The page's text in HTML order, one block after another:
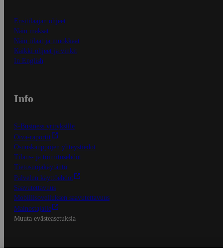
Ensitilaajan ohjeet
Näin maksat
Näin tilaat ja muokkaat
Kaikki ohjeet ja vinkit
In English
Info
S-Business yrityksille
Oiva-raportit
Osuuskauppojen yhteystiedot
Tilaus- ja toimitusehdot
Tietosuojakäytäntö
Palvelun käyttöehdot
Saavutettavuus
Mobiilisovelluksen saavutettavuus
Mainostajalle
Muuta evästeasetuksia